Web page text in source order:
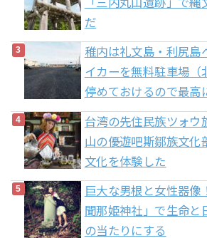
「三内丸山遺跡」で
だ
稚内は礼文島・利尻島
イカーを無料駐車場（
停めておけるので最高
台湾の先住民族ツォウ
山の優遊吧斯鄒族文化
文化を体験した
巨大な男根と女性器像
聞那姫神社」で生命と
の当たりにする